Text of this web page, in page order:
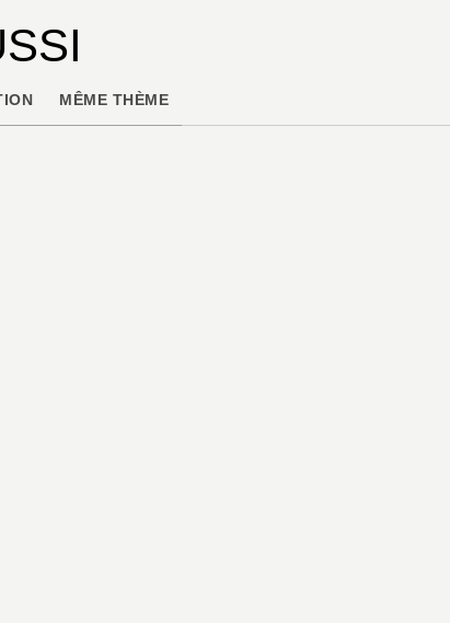
MÊME THÈME